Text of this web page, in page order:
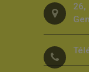
26,